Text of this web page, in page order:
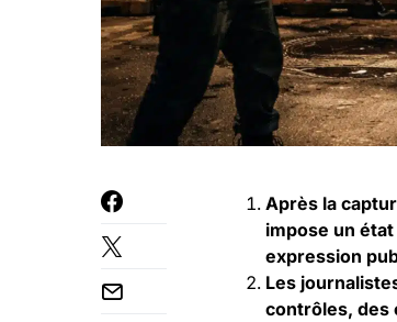
Après la
impose un
expression
Les
contrôles, des